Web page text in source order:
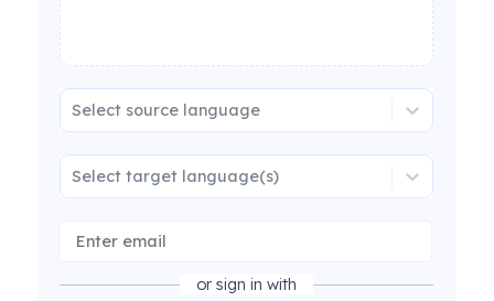
Select source language
Select target language(s)
or sign in with